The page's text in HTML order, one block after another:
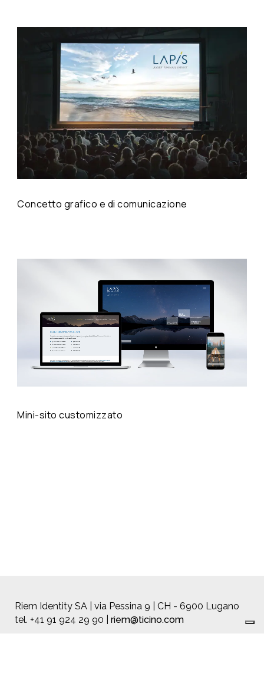
Concetto grafico e di comunicazione
Mini-sito customizzato
Riem Identity SA | via Pessina 9 | CH - 6900 Lugano
tel. +41 91 924 29 90 | riem@ticino.com